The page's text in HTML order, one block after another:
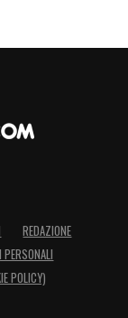
REDAZIONE
POLICY)